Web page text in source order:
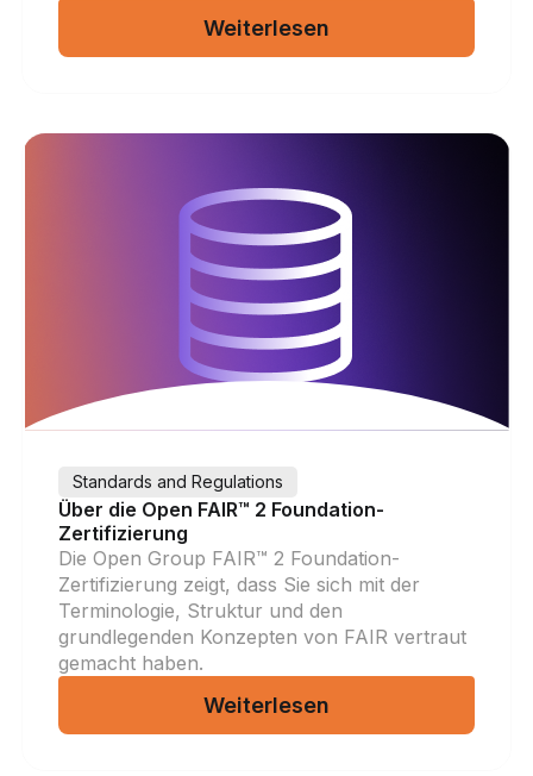
Weiterlesen
Standards and Regulations
Über die Open FAIR™ 2 Foundation-
Zertifizierung
Die Open Group FAIR™ 2 Foundation-
Zertifizierung zeigt, dass Sie sich mit der
Terminologie, Struktur und den
grundlegenden Konzepten von FAIR vertraut
gemacht haben.
Weiterlesen